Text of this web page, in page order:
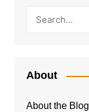
About
About the Blog